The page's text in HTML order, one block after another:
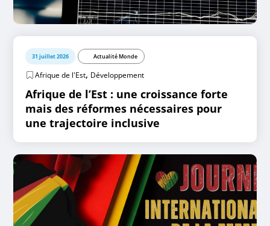
31 juillet 2026 Actualité Monde
Afrique de l'Est, Développement
Afrique de l’Est : une croissance forte
mais des réformes nécessaires pour
une trajectoire inclusive